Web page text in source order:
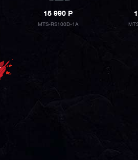
15 990P
MTS-RS100D-1A